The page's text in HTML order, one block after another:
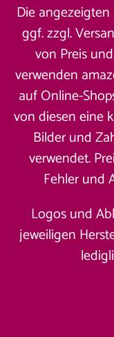
Die angezeigten
ggf. zzgl.
von Preis
verwenden
auf Online-
von diesen eine
Bilder und
verwendet.
Fehler und
Logos und
jeweiligen